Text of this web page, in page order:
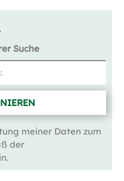
Suche
meiner Daten zum
der